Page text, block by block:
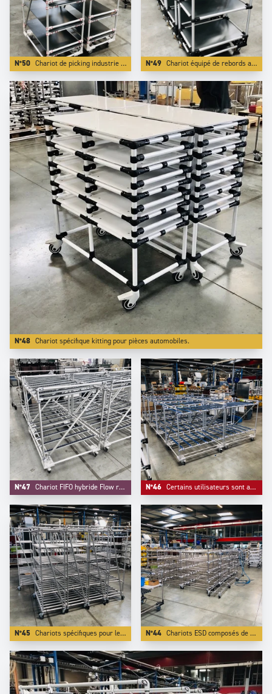
N°50 Chariot de picking industrie automobile avec couleur rouge specifique. N°49 Chariot équipé de rebords atnti-chutes: Nous réalisons cela en intégrant la plaque dans une tube specifique de notre gamme.
N°48 Chariot spécifique kitting pour pièces automobiles.
N°47 Chariot FIFO hybride Flow rack - Desserte. N°46 Certains utilisateurs sont attachés a des couleurs specifiques, comme ici rails à galets et connecteurs en bleu, sur demande.
N°45 Chariots spécifiques pour le transport de boites palstiques, cartons et KLT. N°44 Chariots ESD composés de tubes en acier inoxidable et composants ESD.